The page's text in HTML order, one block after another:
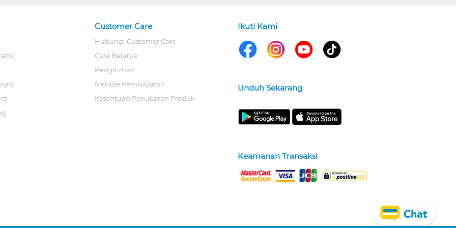
Customer Care
Hubungi Customer Care
Cara Belanja
Pengiriman
Metode Pembayaran
Ketentuan Penukaran Produk
Ikuti Kami
Unduh Sekarang
Keamanan Transaksi